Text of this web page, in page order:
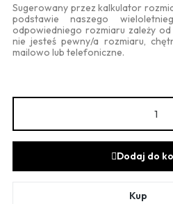
Sugerowany przez kalkulator
podstawie naszego
odpowiedniego rozmiaru zależy
nie jesteś pewny/a rozmiaru,
mailowo lub telefoniczne.
Dodaj do
Kup